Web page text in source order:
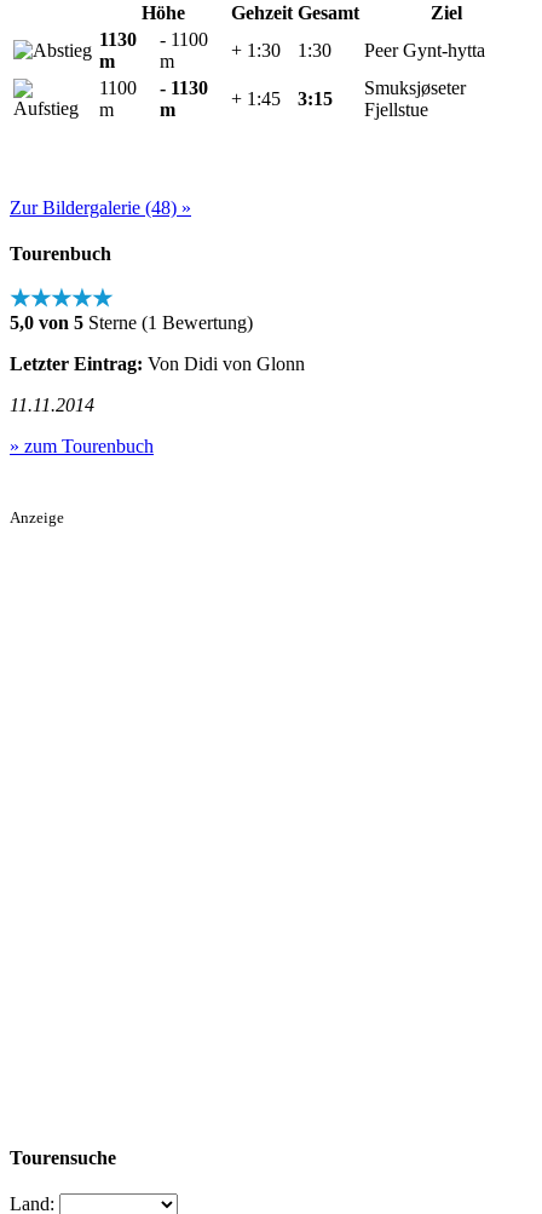
Höhe Gehzeit Gesamt
Ziel
1130
m
- 1100
m
+ 1:30 1:30
Peer Gynt-hytta
1100
m
- 1130
m
+ 1:45 3:15
Smuksjøseter
Fjellstue
Zur Bildergalerie (48) »
Tourenbuch
★★★★★
5,0 von 5 Sterne (1 Bewertung)
Letzter Eintrag: Von Didi von Glonn
11.11.2014
» zum Tourenbuch
Anzeige
Tourensuche
Land: